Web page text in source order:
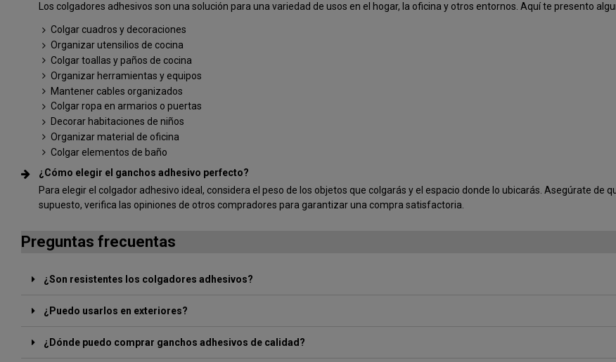
Los colgadores adhesivos son una solución para una variedad de usos en el hogar, la oficina y otros entornos. Aquí te presento
Colgar cuadros y decoraciones
Organizar utensilios de cocina
Colgar toallas y paños de cocina
Organizar herramientas y equipos
Mantener cables organizados
Colgar ropa en armarios o puertas
Decorar habitaciones de niños
Organizar material de oficina
Colgar elementos de baño
¿Cómo elegir el ganchos adhesivo perfecto?
Para elegir el colgador adhesivo ideal, considera el peso de los objetos que colgarás y el espacio donde lo ubicarás. Asegúrate de
supuesto, verifica las opiniones de otros compradores para garantizar una compra satisfactoria.
Preguntas frecuentas
¿Son resistentes los colgadores adhesivos?
¿Puedo usarlos en exteriores?
¿Dónde puedo comprar ganchos adhesivos de calidad?